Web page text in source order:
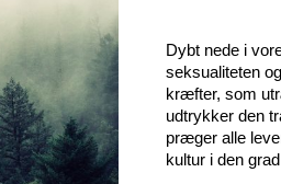
Dybt nede i
seksualiteten
kræfter, som
udtrykker den
præger alle
kultur i den